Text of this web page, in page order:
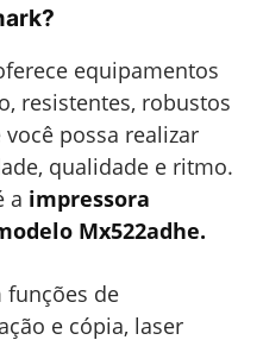
equipamentos
resistentes, robustos
possa realizar
qualidade e ritmo.
a impressora
Mx522adhe.
de
e cópia, laser